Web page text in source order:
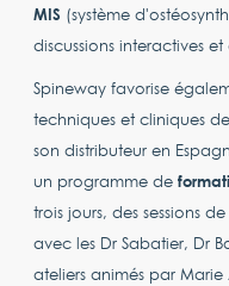
MIS (système
discussions interactives
Spineway favorise
techniques et cliniques
son distributeur en
un programme de
trois jours, des sessions
avec les Dr Sabatier, Dr
ateliers animés par